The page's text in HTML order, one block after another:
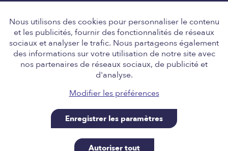
Nous utilisons des cookies pour personnaliser le contenu
et les publicités, fournir des fonctionnalités de réseaux
sociaux et analyser le trafic. Nous partageons également
des informations sur votre utilisation de notre site avec
nos partenaires de réseaux sociaux, de publicité et
d'analyse.
Modifier les préférences
Enregistrer les paramètres
Autoriser tout
Conditions générales d'utilisation
Suivez-nous
Retail Team nv, Engelstraat 8, 8211 Aartrijke BE
0646.705.037, tel 050 14 01 10, info@yess.be. A site